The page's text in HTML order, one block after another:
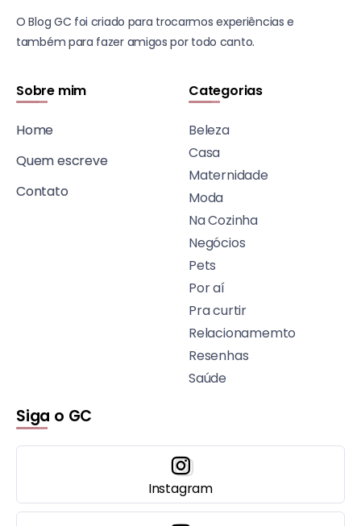
O Blog GC foi criado para trocarmos experiências e
também para fazer amigos por todo canto.
Sobre mim
Home
Quem escreve
Contato
Categorias
Beleza
Casa
Maternidade
Moda
Na Cozinha
Negócios
Pets
Por aí
Pra curtir
Relacionamemto
Resenhas
Saúde
Siga o GC
Instagram